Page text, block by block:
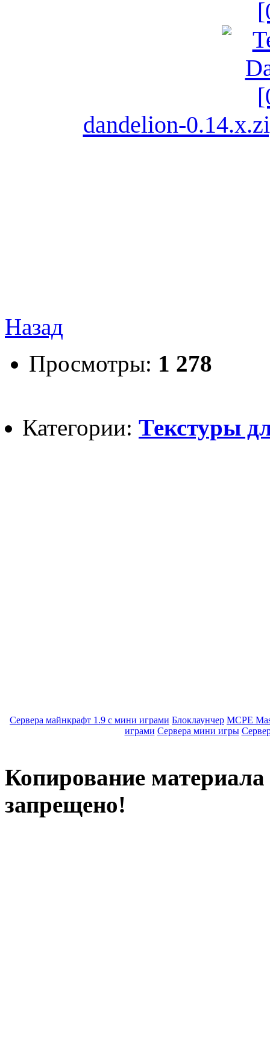
dandelion-
Назад
Просмотры: 1 278
Категории: Текстуры
Сервера майнкрафт 1.9 с мини играми Блоклаунчер MCPE
играми Сервера мини игры
Копирование материала
запрещено!